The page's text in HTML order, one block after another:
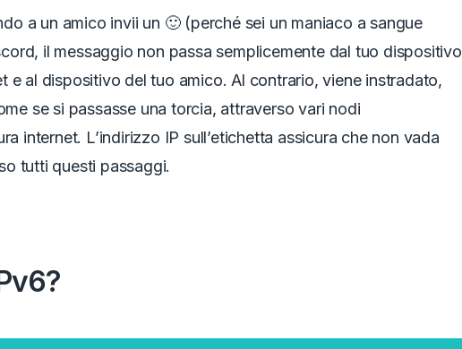
a un amico invii un 🙂 (perché sei un maniaco a sangue
il messaggio non passa semplicemente dal tuo dispositivo
e al dispositivo del tuo amico. Al contrario, viene instradato,
se si passasse una torcia, attraverso vari nodi
internet. L’indirizzo IP sull’etichetta assicura che non vada
tutti questi passaggi.